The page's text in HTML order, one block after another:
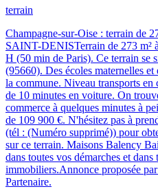
terrain
Champagne-sur-Oise : terrain de
SAINT-DENISTerrain de 273 m²
H (50 min de Paris). Ce terrain se
(95660). Des écoles maternelles
la commune. Niveau transports
de 10 minutes en voiture. On
commerce à quelques minutes à
de 109 900 €. N'hésitez pas à
(tél : (Numéro supprimé)) pour
sur ce terrain. Maisons Balency
dans toutes vos démarches et dans
immobiliers.Annonce proposée
Partenaire.